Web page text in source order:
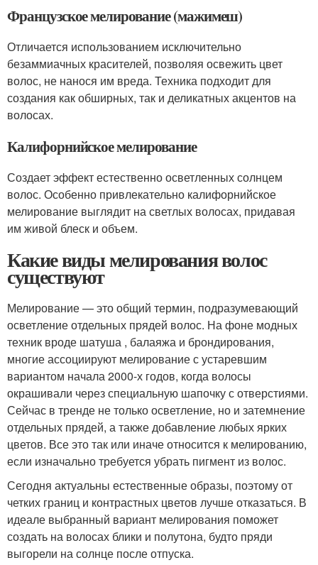
Французское мелирование (мажимеш)
Отличается использованием исключительно
безаммиачных красителей, позволяя освежить цвет
волос, не нанося им вреда. Техника подходит для
создания как обширных, так и деликатных акцентов на
волосах.
Калифорнийское мелирование
Создает эффект естественно осветленных солнцем
волос. Особенно привлекательно калифорнийское
мелирование выглядит на светлых волосах, придавая
им живой блеск и объем.
Какие виды мелирования волос
существуют
Мелирование — это общий термин, подразумевающий
осветление отдельных прядей волос. На фоне модных
техник вроде шатуша , балаяжа и брондирования,
многие ассоциируют мелирование с устаревшим
вариантом начала 2000-х годов, когда волосы
окрашивали через специальную шапочку с отверстиями.
Сейчас в тренде не только осветление, но и затемнение
отдельных прядей, а также добавление любых ярких
цветов. Все это так или иначе относится к мелированию,
если изначально требуется убрать пигмент из волос.
Сегодня актуальны естественные образы, поэтому от
четких границ и контрастных цветов лучше отказаться. В
идеале выбранный вариант мелирования поможет
создать на волосах блики и полутона, будто пряди
выгорели на солнце после отпуска.